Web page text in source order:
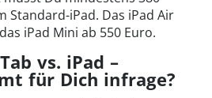
Standard-iPad. Das iPad Air
iPad Mini ab 550 Euro.
vs. iPad –
für Dich infrage?